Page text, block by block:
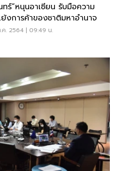
”หนุนอาเซียน รับมือความ
งการค้าของชาติมหาอำนาจ
. 2564 | 09:49 น.